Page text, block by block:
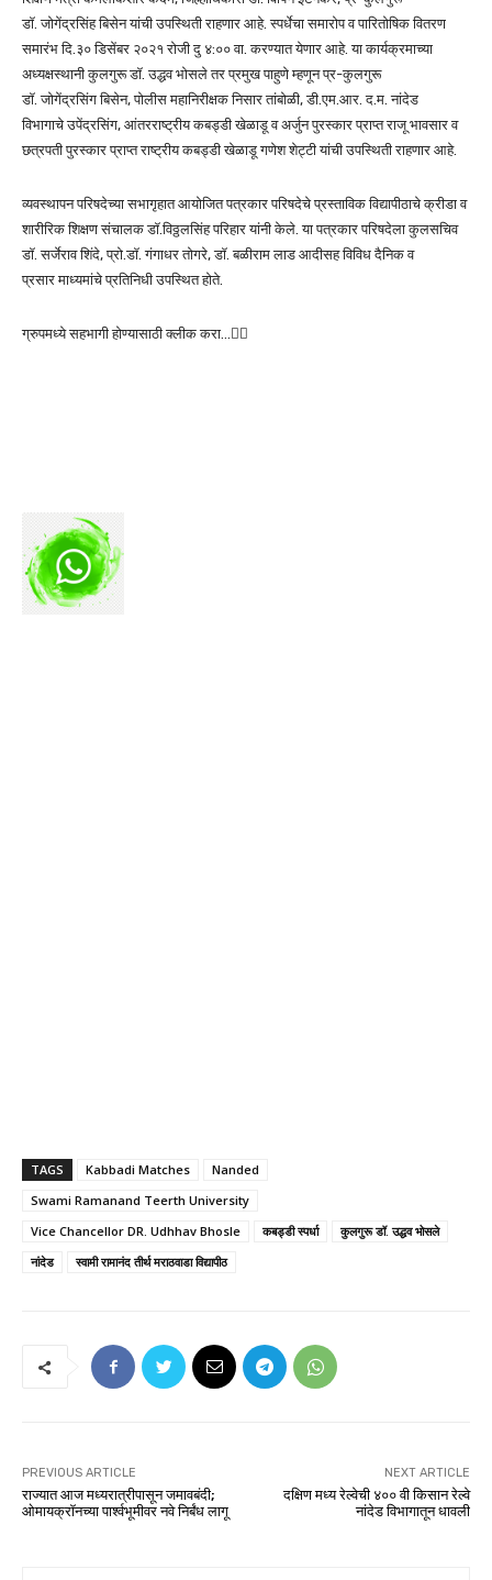
डॉ. जोगेंद्रसिंह बिसेन यांची उपस्थिती राहणार आहे. स्पर्धेचा समारोप व पारितोषिक वितरण
समारंभ दि.३० डिसेंबर २०२१ रोजी दु ४:०० वा. करण्यात येणार आहे. या कार्यक्रमाच्या
अध्यक्षस्थानी कुलगुरू डॉ. उद्धव भोसले तर प्रमुख पाहुणे म्हणून प्र-कुलगुरू
डॉ. जोगेंद्रसिंग बिसेन, पोलीस महानिरीक्षक निसार तांबोळी, डी.एम.आर. द.म. नांदेड
विभागाचे उपेंद्रसिंग, आंतरराष्ट्रीय कबड्डी खेळाडू व अर्जुन पुरस्कार प्राप्त राजू भावसार व
छत्रपती पुरस्कार प्राप्त राष्ट्रीय कबड्डी खेळाडू गणेश शेट्टी यांची उपस्थिती राहणार आहे.
व्यवस्थापन परिषदेच्या सभागृहात आयोजित पत्रकार परिषदेचे प्रस्ताविक विद्यापीठाचे क्रीडा व
शारीरिक शिक्षण संचालक डॉ.विठ्ठलसिंह परिहार यांनी केले. या पत्रकार परिषदेला कुलसचिव
डॉ. सर्जेराव शिंदे, प्रो.डॉ. गंगाधर तोगरे, डॉ. बळीराम लाड आदीसह विविध दैनिक व
प्रसार माध्यमांचे प्रतिनिधी उपस्थित होते.
ग्रुपमध्ये सहभागी होण्यासाठी क्लीक करा…👆🏻
TAGS Kabbadi Matches
Nanded
Swami Ramanand Teerth University
Vice Chancellor DR. Udhhav Bhosle
कबड्डी स्पर्धा
कुलगुरू डॉ. उद्धव भोसले
नांदेड
स्वामी रामानंद तीर्थ मराठवाडा विद्यापीठ
PREVIOUS ARTICLE
राज्यात आज मध्यरात्रीपासून जमावबंदी;
ओमायक्रॉनच्या पार्श्वभूमीवर नवे निर्बंध लागू
NEXT ARTICLE
दक्षिण मध्य रेल्वेची ४०० वी किसान रेल्वे
नांदेड विभागातून धावली